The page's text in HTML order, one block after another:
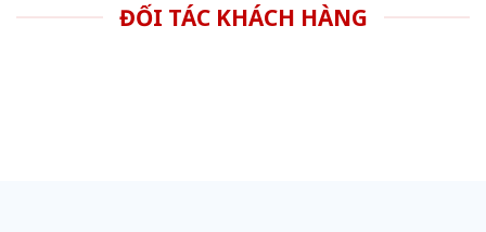
ĐỐI TÁC KHÁCH HÀNG